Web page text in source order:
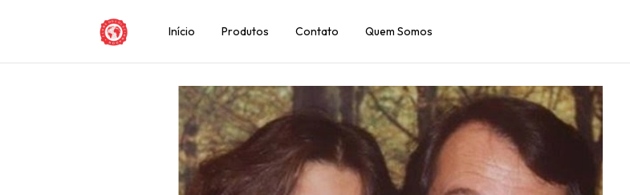
Início Produtos Contato Quem Somos